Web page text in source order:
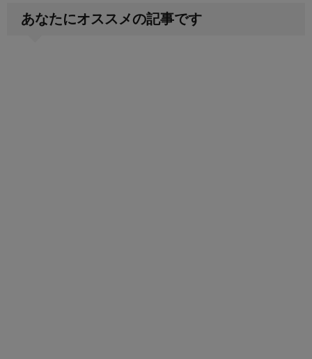
あなたにオススメの記事です